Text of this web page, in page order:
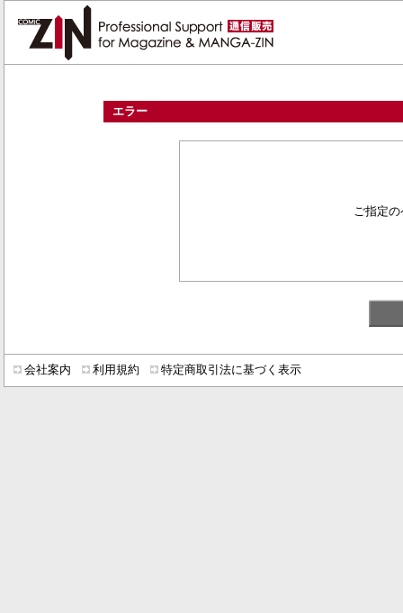
エラー
ご指定
会社案内 利用規約 特定商取引法に基づく表示